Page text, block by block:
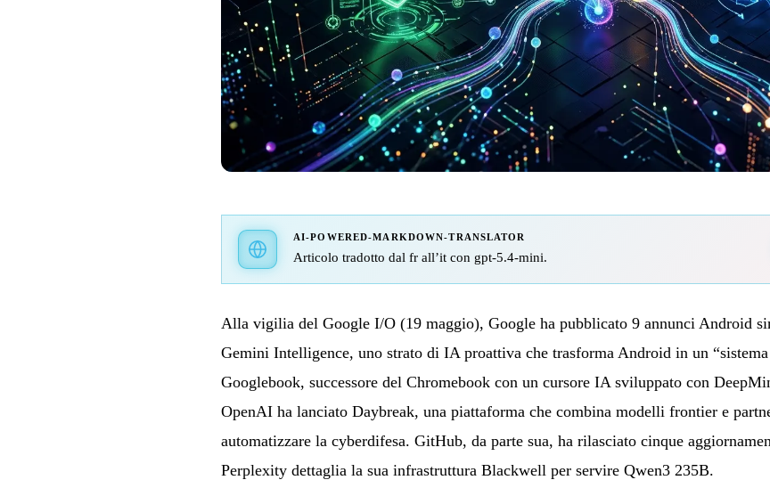
AI-POWERED-MARKDOWN-TRANSLATOR
Articolo tradotto dal fr all’it con gpt-5.4-mini.
Alla vigilia del Google I/O (19 maggio), Google ha pubblicato 9 annunci Android
Gemini Intelligence, uno strato di IA proattiva che trasforma Android in un
Googlebook, successore del Chromebook con un cursore IA sviluppato con
OpenAI ha lanciato Daybreak, una piattaforma che combina modelli frontier e
automatizzare la cyberdifesa. GitHub, da parte sua, ha rilasciato cinque
Perplexity dettaglia la sua infrastruttura Blackwell per servire Qwen3 235B.